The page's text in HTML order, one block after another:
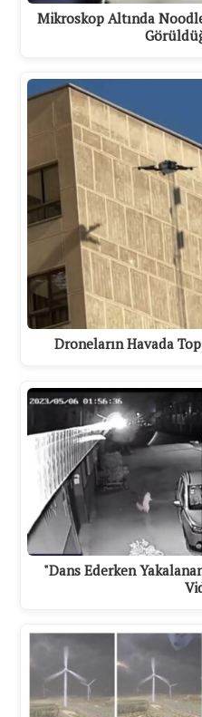
Mikroskop Altında
Droneların Havada
"Dans Ederken